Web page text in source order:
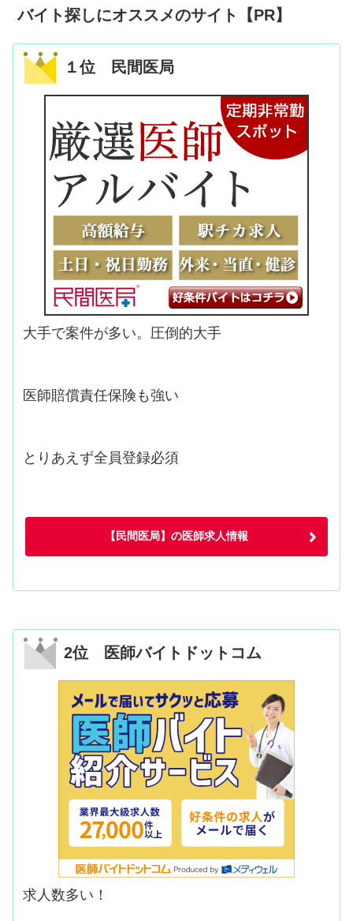
バイト探しにオススメのサイト【PR】
１位 民間医局
大手で案件が多い。圧倒的大手
医師賠償責任保険も強い
とりあえず全員登録必須
【民間医局】の医師求人情報
2位 医師バイトドットコム
求人数多い！